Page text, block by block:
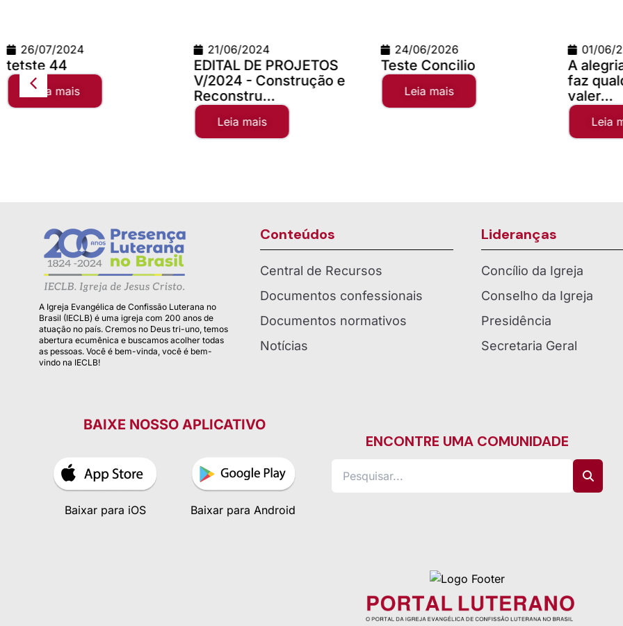
21/06/2024
EDITAL DE PROJETOS
V/2024 - Construção e
Reconstru...
24/06/2026
Teste Concilio
Leia mais
01/06/2026
A alegria da comunhão
faz qualquer distância
valer...
02/04/
2025
Leia
A Igreja Evangélica de Confissão Luterana no
Brasil (IECLB) é uma igreja com 200 anos de
atuação no país. Cremos no Deus tri-uno, temos
abertura ecumênica e buscamos acolher todas
as pessoas. Você é bem-vinda, você é bem-
vindo na IECLB!
Conteúdos
Central de Recursos
Documentos confessionais
Documentos normativos
Notícias
Lideranças
Concílio da Igreja
Conselho da Igreja
Presidência
Secretaria Geral
BAIXE NOSSO APLICATIVO
Baixar para iOS Baixar para Android
ENCONTRE UMA COMUNIDADE